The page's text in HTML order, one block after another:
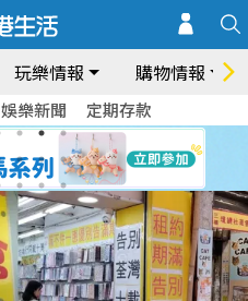
玩樂情報 購物情報
娛樂新聞 定期存款